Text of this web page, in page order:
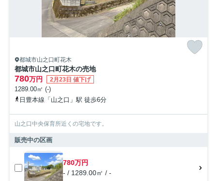
都城市山之口町花木
都城市山之口町花木の売地
780万円 2月23日 値下げ
1289.00㎡ (-)
日豊本線「山之口」駅 徒歩6分
山之口中央保育所近くの宅地です。
販売中の区画
780万円
- / 1289.00㎡ / -